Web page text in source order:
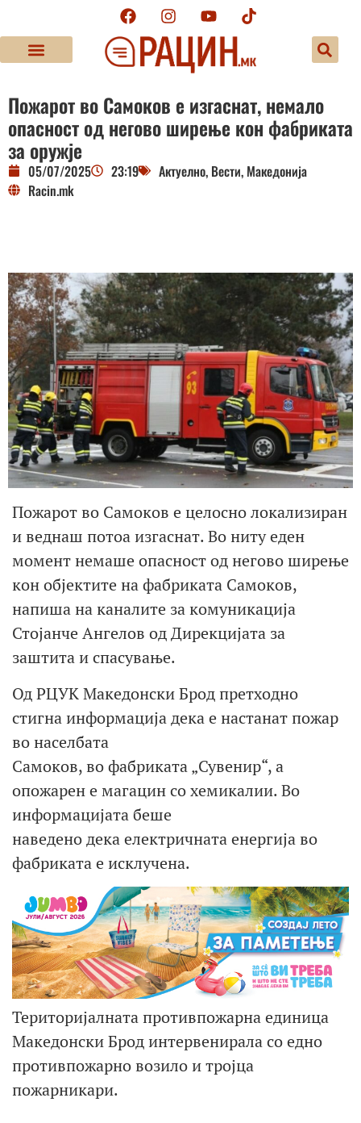
Пожарот во Самоков е изгаснат, немало
опасност од негово ширење кон фабриката
за оружје
05/07/2025 23:19 Актуелно, Вести, Македонија
Racin.mk
Пожарот во Самоков е целосно локализиран
и веднаш потоа изгаснат. Во ниту еден
момент немаше опасност од негово ширење
кон објектите на фабриката Самоков,
напиша на каналите за комуникација
Стојанче Ангелов од Дирекцијата за
заштита и спасување.
Од РЦУК Македонски Брод претходно
стигна информација дека е настанат пожар
во населбата
Самоков, во фабриката „Сувенир“, а
опожарен е магацин со хемикалии. Во
информацијата беше
наведено дека електричната енергија во
фабриката е исклучена.
Територијалната противпожарна единица
Македонски Брод интервенирала со едно
противпожарно возило и тројца
пожарникари.